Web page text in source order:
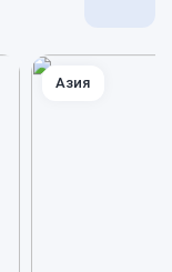
Азия